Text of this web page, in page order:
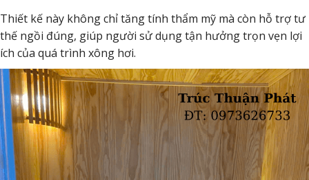
Thiết kế này không chỉ tăng tính thẩm mỹ mà còn hỗ trợ tư
thế ngồi đúng, giúp người sử dụng tận hưởng trọn vẹn lợi
ích của quá trình xông hơi.